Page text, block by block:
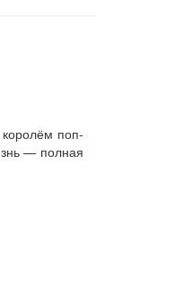
поп-
— полная